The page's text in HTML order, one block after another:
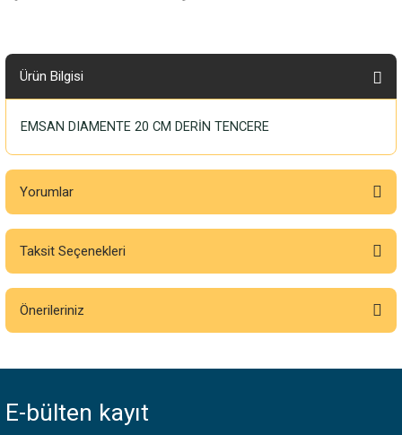
Ürün Bilgisi
EMSAN DIAMENTE 20 CM DERİN TENCERE
Yorumlar
Bu ürüne ilk yorumu siz yapın!
Taksit Seçenekleri
Önerileriniz
Görüş ve önerileriniz için teşekkür ederiz.
E-bülten kayıt